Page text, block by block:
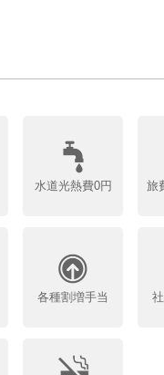
水道光熱費0円 旅
各種割増手当